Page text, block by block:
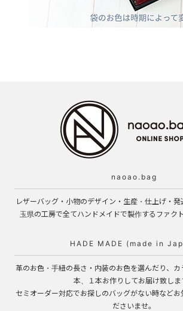
naoao.bag
レザーバッグ・小物のデザイン・生産・仕上げ・
玉県の工房で全てハンドメイドで製作するファク
HADE MADE (made in
革のお色・手紐の長さ・内装のお色を選んだり、カ
本、１本お作りしてお届け致しま
セミオーダー対応でお探しのバッグがない時などお
ださいませ。